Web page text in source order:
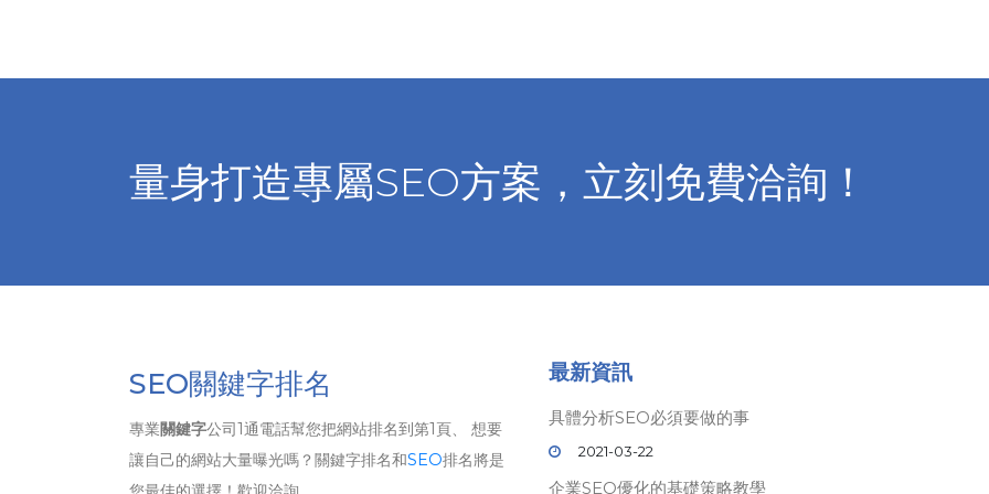
量身打造專屬SEO方案，立刻免費洽詢！
SEO關鍵字排名
專業關鍵字公司1通電話幫您把網站排名到第1頁、 想要
讓自己的網站大量曝光嗎？關鍵字排名和SEO排名將是
最新資訊
具體分析SEO必須要做的事
2021-03-22
企業SEO優化的基礎策略教學